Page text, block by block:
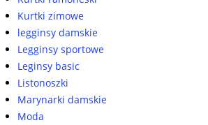
Kurtki zimowe
legginsy damskie
Legginsy sportowe
Leginsy basic
Listonoszki
Marynarki damskie
Moda